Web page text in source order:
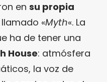
en su propia
«Myth«. La
ha de tener una
House: atmósfera
la voz de